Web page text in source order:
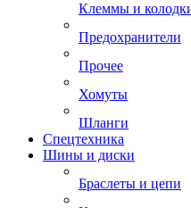
Клеммы и
Предохранители
Прочее
Хомуты
Шланги
Спецтехника
Шины и диски
Браслеты и цепи